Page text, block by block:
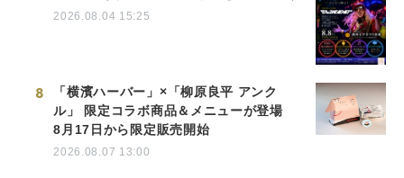
2026.08.04 15:25
8
「横濱ハーバー」×「柳原良平 アンク
ル」 限定コラボ商品＆メニューが登場
8月17日から限定販売開始
2026.08.07 13:00